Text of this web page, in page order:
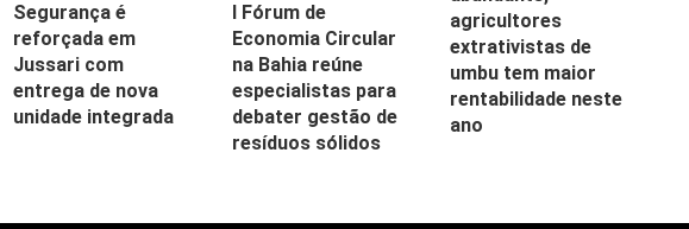
Segurança é
reforçada em
Jussari com
entrega de nova
unidade integrada
I Fórum de
Economia Circular
na Bahia reúne
especialistas para
debater gestão de
resíduos sólidos
agricultores
extrativistas de
umbu tem maior
rentabilidade neste
ano